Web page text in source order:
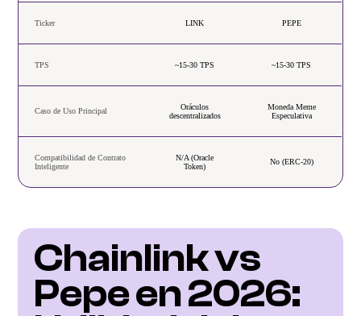
Ticker LINK PEPE
TPS ~15-30 TPS ~15-30 TPS
Caso de Uso Principal
Oráculos
descentralizados
Moneda Meme
Especulativa
Compatibilidad de Contrato
Inteligente
N/A (Oracle
Token)
No (ERC-20)
Chainlink vs
Pepe en 2026: